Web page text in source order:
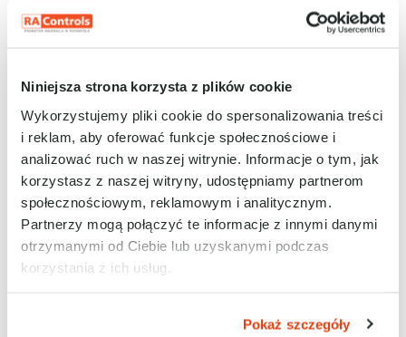
Niniejsza strona korzysta z plików cookie
Wykorzystujemy pliki cookie do spersonalizowania treści
i reklam, aby oferować funkcje społecznościowe i
analizować ruch w naszej witrynie. Informacje o tym, jak
korzystasz z naszej witryny, udostępniamy partnerom
społecznościowym, reklamowym i analitycznym.
Partnerzy mogą połączyć te informacje z innymi danymi
otrzymanymi od Ciebie lub uzyskanymi podczas
korzystania z ich usług.
Pokaż szczegóły
Zapewnienie bezpiecznej i bezawaryjnej pracy
urządzeń w sieci przemysłowej Ethernet
W trakcie webinarium czterech ekspertów z firm
RAControls oraz Rockwell Automation
przeprowadzi uczestników przez najważniejsze
aspekty zagadnienia.
Czas trwania: 130 min.